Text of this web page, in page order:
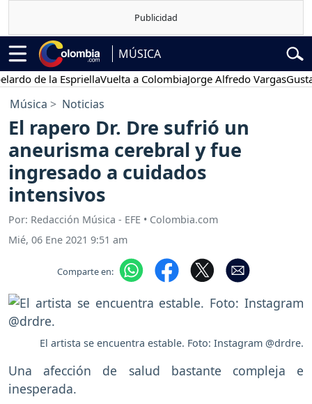
MÚSICA
de la EspriellaVuelta a ColombiaJorge Alfredo VargasGustavo
Música Noticias
El rapero Dr. Dre sufrió un
aneurisma cerebral y fue
ingresado a cuidados
intensivos
Por: Redacción Música - EFE • Colombia.com
Mié, 06 Ene 2021 9:51 am
Comparte en:
El artista se encuentra estable. Foto: Instagram @drdre.
Una afección de salud bastante compleja e
inesperada.